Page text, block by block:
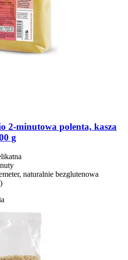
2-​minutowa polenta, kasza
g
naturalnie bezglutenowa